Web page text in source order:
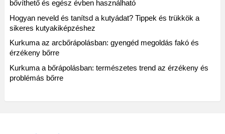
bővíthető és egész évben használható
Hogyan neveld és tanítsd a kutyádat? Tippek és trükkök a
sikeres kutyakiképzéshez
Kurkuma az arcbőrápolásban: gyengéd megoldás fakó és
érzékeny bőrre
Kurkuma a bőrápolásban: természetes trend az érzékeny és
problémás bőrre